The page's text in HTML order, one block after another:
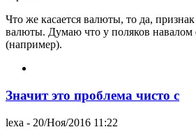
Что же касается валюты, то да,
валюты. Думаю что у поляков навалом
(например).
Значит это проблема чисто с
lexa - 20/Ноя/2016 11:22